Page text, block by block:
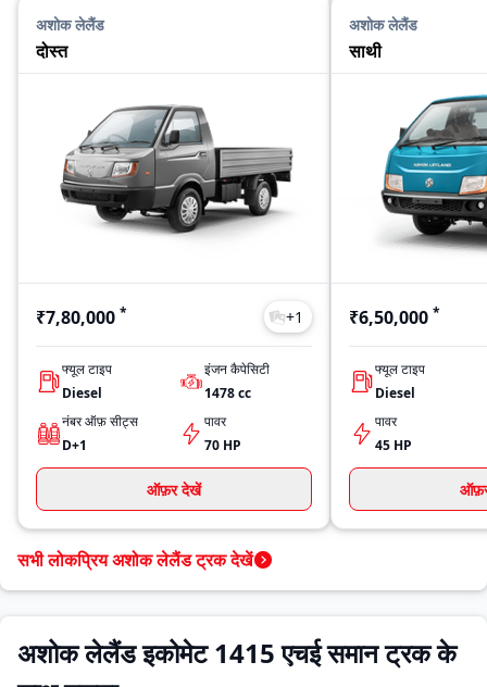
अशोक लेलैंड
दोस्त
₹7,80,000 * +1
फ्यूल टाइप
Diesel
इंजन कैपेसिटी
1478cc
नंबर ऑफ़ सीट्स
D+1
पावर
70 HP
ऑफ़र देखें
अशोक लेलैंड
साथी
₹6,50,000 *
फ्यूल टाइप
Diesel
पावर
45 HP
सभी लोकप्रिय अशोक लेलैंड ट्रक देखें
अशोक लेलैंड इकोमेट 1415 एचई समान ट्रक के